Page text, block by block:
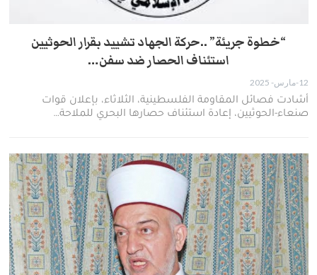
“خطوة جريئة” ..حركة الجهاد تشييد بقرار الحوثيين
استئناف الحصار ضد سفن…
12-مارس- 2025
أشادت فصائل المقاومة الفلسطينية، الثلاثاء، بإعلان قوات
صنعاء-الحوثيين، إعادة استئناف حصارها البحري للملاحة…